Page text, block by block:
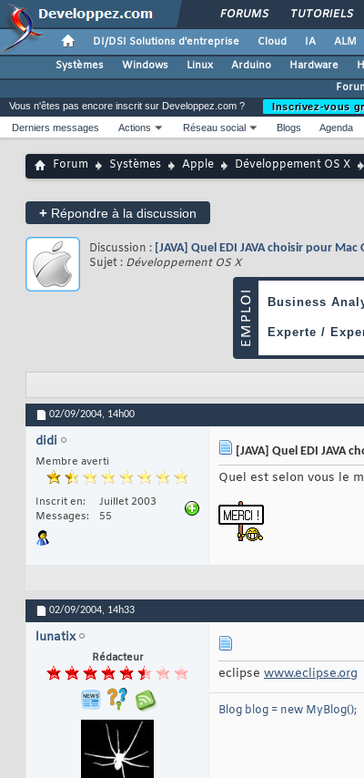
FORUMS TUTORIELS
DI/DSI Solutions d'entreprise Cloud IA ALM
Systèmes
Windows Linux Arduino Hardware
Vous n'êtes pas encore inscrit sur Developpez.com ?
Inscrivez-vous
Derniers messages
Actions Réseau social Blogs Agenda
Forum Systèmes Apple Développement OS X
+ Répondre à la discussion
Discussion : [JAVA] Quel EDI JAVA choisir pour Mac
Sujet : Développement OS X
02/09/2004, 14h00
didi
Membre averti
Inscrit en
Juillet 2003
Messages
55
[JAVA] Quel EDI JAVA
Quel est selon vous le
02/09/2004, 14h33
lunatix
Rédacteur
eclipse www.eclipse.org
Blog blog = new MyBlog();